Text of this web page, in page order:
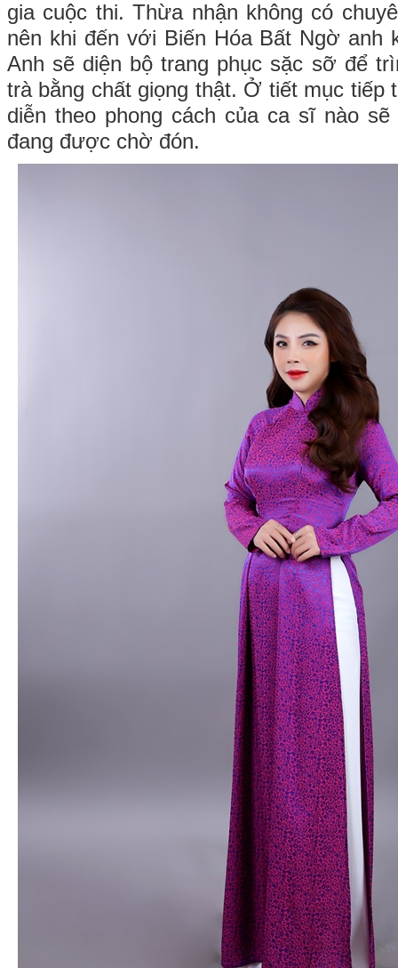
gia cuộc thi. Thừa nhận không có
nên khi đến với Biến Hóa Bất Ngờ anh
Anh sẽ diện bộ trang phục sặc sỡ để
trà bằng chất giọng thật. Ở tiết mục tiếp
diễn theo phong cách của ca sĩ nào
đang được chờ đón.